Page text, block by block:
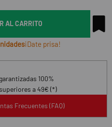
AL CARRITO
¡Date prisa!
100%
a 49€ (*)
Frecuentes (FAQ)